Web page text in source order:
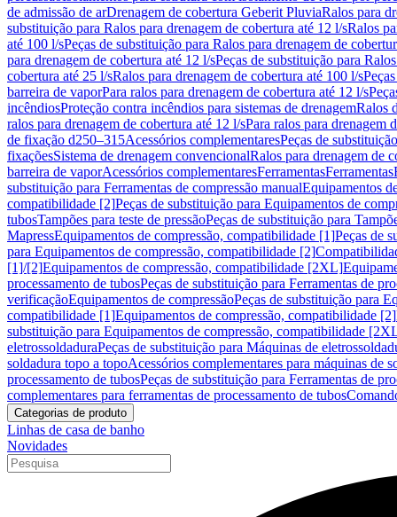
de admissão de arDrenagem de cobertura Geberit PluviaRalos para
substituição para Ralos para drenagem de cobertura até 12 l/sRalos
até 100 l/sPeças de substituição para Ralos para drenagem de
para drenagem de cobertura até 12 l/sPeças de substituição para
cobertura até 25 l/sRalos para drenagem de cobertura até 100 l/s
barreira de vaporPara ralos para drenagem de cobertura até 12 l/s
incêndiosProteção contra incêndios para sistemas de drenagemRalos
ralos para drenagem de cobertura até 12 l/sPara ralos para drenagem
de fixação d250–315Acessórios complementaresPeças de
fixaçõesSistema de drenagem convencionalRalos para drenagem de
barreira de vaporAcessórios complementaresFerramentasFerramentas
substituição para Ferramentas de compressão manualEquipamentos
compatibilidade [2]Peças de substituição para Equipamentos de
tubosTampões para teste de pressãoPeças de substituição para
MapressEquipamentos de compressão, compatibilidade [1]Peças de
para Equipamentos de compressão, compatibilidade [2]
[1]/[2]Equipamentos de compressão, compatibilidade [2XL]
processamento de tubosPeças de substituição para Ferramentas de
verificaçãoEquipamentos de compressãoPeças de substituição para
compatibilidade [1]Equipamentos de compressão, compatibilidade [2]
substituição para Equipamentos de compressão, compatibilidade
eletrossoldaduraPeças de substituição para Máquinas de
soldadura topo a topoAcessórios complementares para máquinas de
processamento de tubosPeças de substituição para Ferramentas de
complementares para ferramentas de processamento de tubos
Categorias de produto
Linhas de casa de banho
Novidades